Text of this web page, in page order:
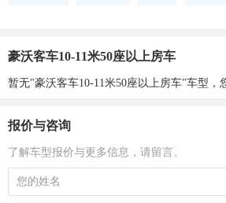
豪沃客车10-11米50座以上房车
暂无"豪沃客车10-11米50座以上房车"车型，
报价与咨询
了解车型报价与更多信息，请留言。